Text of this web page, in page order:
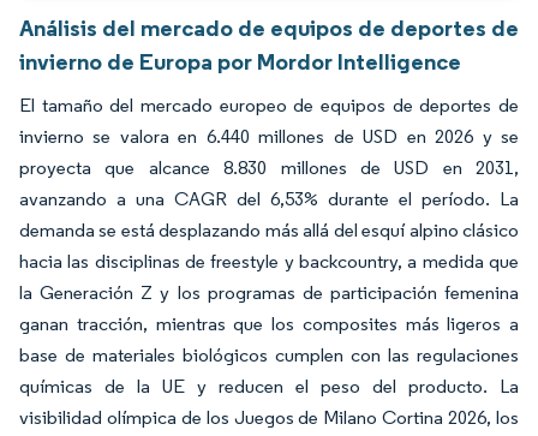
Análisis del mercado de equipos de deportes de
invierno de Europa por Mordor Intelligence
El tamaño del mercado europeo de equipos de deportes de
invierno se valora en 6.440 millones de USD en 2026 y se
proyecta que alcance 8.830 millones de USD en 2031,
avanzando a una CAGR del 6,53% durante el período. La
demanda se está desplazando más allá del esquí alpino clásico
hacia las disciplinas de freestyle y backcountry, a medida que
la Generación Z y los programas de participación femenina
ganan tracción, mientras que los composites más ligeros a
base de materiales biológicos cumplen con las regulaciones
químicas de la UE y reducen el peso del producto. La
visibilidad olímpica de los Juegos de Milano Cortina 2026, los